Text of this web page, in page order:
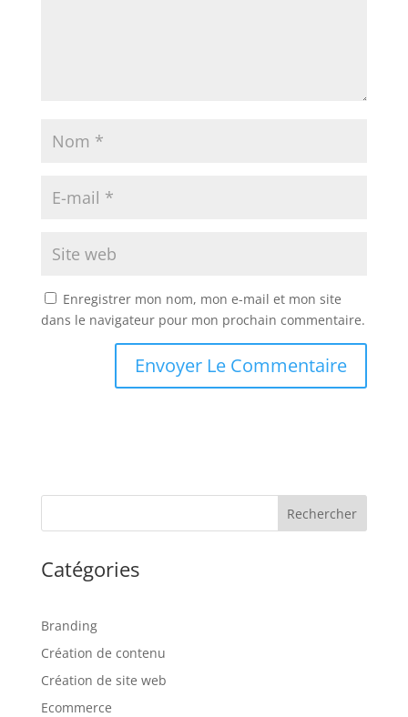
Enregistrer mon nom, mon e-mail et mon site
dans le navigateur pour mon prochain commentaire.
Rechercher
Catégories
Branding
Création de contenu
Création de site web
Ecommerce